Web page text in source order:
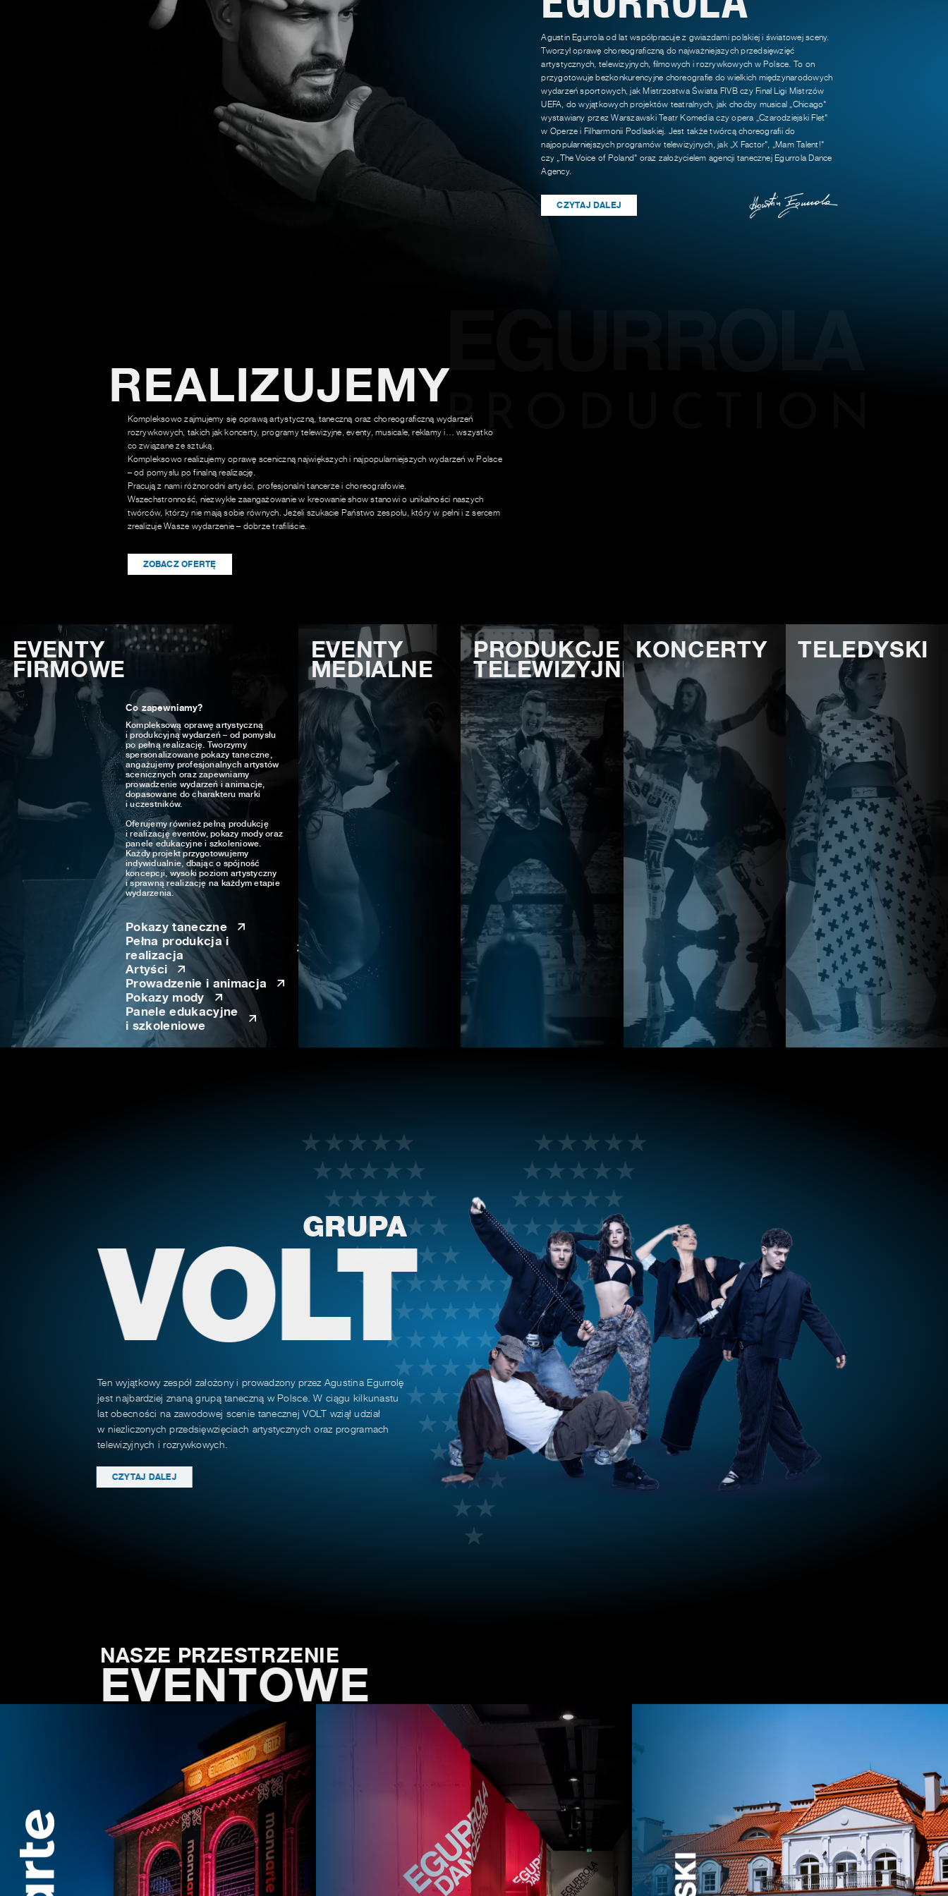
Agustin Egurrola od lat współpracuje z gwiazdami polskiej i światowej sceny.
Tworzył oprawę choreograficzną do najważniejszych przedsięwzięć
artystycznych, telewizyjnych, filmowych i rozrywkowych w Polsce. To on
przygotowuje bezkonkurencyjne choreografie do wielkich międzynarodowych
wydarzeń sportowych, jak Mistrzostwa Świata FIVB czy Finał Ligi Mistrzów
UEFA, do wyjątkowych projektów teatralnych, jak choćby musical „Chicago"
wystawiany przez Warszawski Teatr Komedia czy opera „Czarodziejski Flet"
w Operze i Filharmonii Podlaskiej. Jest także twórcą choreografii do
najpopularniejszych programów telewizyjnych, jak „X Factor", „Mam Talent!"
czy „The Voice of Poland" oraz założycielem agencji tanecznej Egurrola Dance
Agency.
CZYTAJ DALEJ
REALIZUJEMY
Kompleksowo zajmujemy się oprawą artystyczną, taneczną oraz choreograficzną wydarzeń
rozrywkowych, takich jak koncerty, programy telewizyjne, eventy, musicale, reklamy i… wszystko
co związane ze sztuką.
Kompleksowo realizujemy oprawę sceniczną największych i najpopularniejszych wydarzeń w Polsce
– od pomysłu po finalną realizację.
Pracują z nami różnorodni artyści, profesjonalni tancerze i choreografowie.
Wszechstronność, niezwykłe zaangażowanie w kreowanie show stanowi o unikalności naszych
twórców, którzy nie mają sobie równych. Jeżeli szukacie Państwo zespołu, który w pełni i z sercem
zrealizuje Wasze wydarzenie – dobrze trafiliście.
ZOBACZ OFERTĘ
EVENTY
FIRMOWE
Co zapewniamy?
Kompleksową oprawę artystyczną
i produkcyjną wydarzeń – od pomysłu
po pełną realizację. Tworzymy
spersonalizowane pokazy taneczne,
angażujemy profesjonalnych artystów
scenicznych oraz zapewniamy
prowadzenie wydarzeń i animacje,
dopasowane do charakteru marki
i uczestników.
Oferujemy również pełną produkcję
i realizację eventów, pokazy mody oraz
panele edukacyjne i szkoleniowe.
Każdy projekt przygotowujemy
indywidualnie, dbając o spójność
koncepcji, wysoki poziom artystyczny
i sprawną realizację na każdym etapie
wydarzenia.
Pokazy taneczne
Pełna produkcja i
realizacja
Artyści
Prowadzenie i animacja
Pokazy mody
Panele edukacyjne
i szkoleniowe
EVENTY
MEDIALNE
PRODUKCJE
TELEWIZYJNE
KONCERTY TELEDYSKI
GRUPA
VOLT
Ten wyjątkowy zespół założony i prowadzony przez Agustina Egurrolę
jest najbardziej znaną grupą taneczną w Polsce. W ciągu kilkunastu
lat obecności na zawodowej scenie tanecznej VOLT wziął udział
w niezliczonych przedsięwzięciach artystycznych oraz programach
telewizyjnych i rozrywkowych.
CZYTAJ DALEJ
NASZE PRZESTRZENIE
EVENTOWE